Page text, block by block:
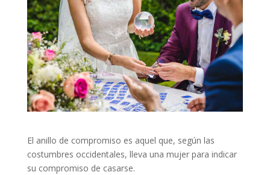
El anillo de compromiso es aquel que, según las
costumbres occidentales, lleva una mujer para indicar
su compromiso de casarse.